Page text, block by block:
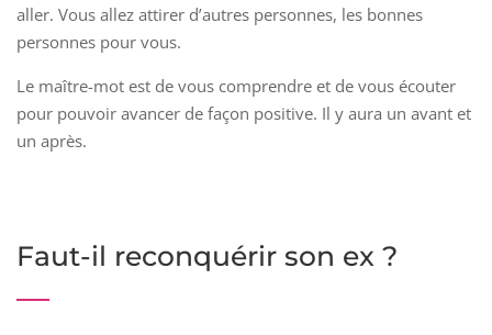
aller. Vous allez attirer d’autres personnes, les bonnes
personnes pour vous.
Le maître-mot est de vous comprendre et de vous écouter
pour pouvoir avancer de façon positive. Il y aura un avant et
un après.
Faut-il reconquérir son ex ?